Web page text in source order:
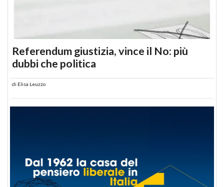
Referendum giustizia, vince il No: più
dubbi che politica
di Elisa Leuzzo